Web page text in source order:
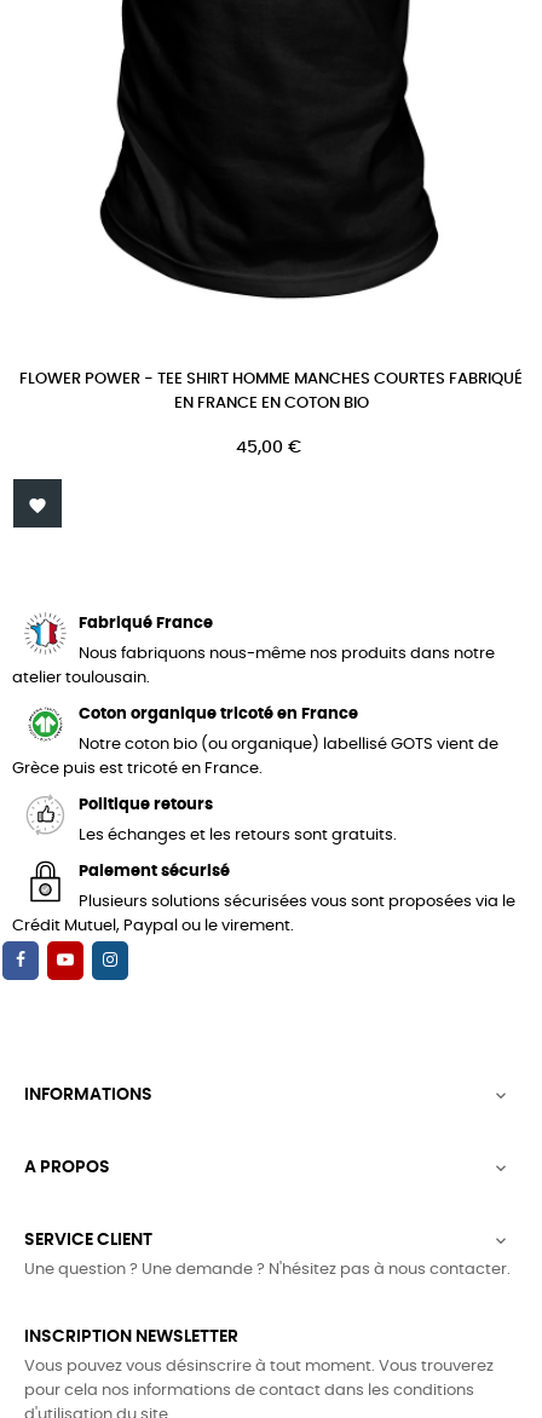
FLOWER POWER - TEE SHIRT HOMME MANCHES COURTES FABRIQUÉ
EN FRANCE EN COTON BIO
Prix
45,00 €

Fabriqué France
Nous fabriquons nous-même nos produits dans notre
atelier toulousain.
Coton organique tricoté en France
Notre coton bio (ou organique) labellisé GOTS vient de
Grèce puis est tricoté en France.
Politique retours
Les échanges et les retours sont gratuits.
Paiement sécurisé
Plusieurs solutions sécurisées vous sont proposées via le
Crédit Mutuel, Paypal ou le virement.
INFORMATIONS 
A PROPOS 
SERVICE CLIENT 
Une question ? Une demande ? N'hésitez pas à nous contacter.
INSCRIPTION NEWSLETTER
Vous pouvez vous désinscrire à tout moment. Vous trouverez
pour cela nos informations de contact dans les conditions